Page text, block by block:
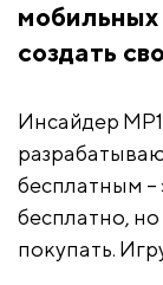
мобильных
создать
Инсайдер
бесплатным –
бесплатно,
покупать.